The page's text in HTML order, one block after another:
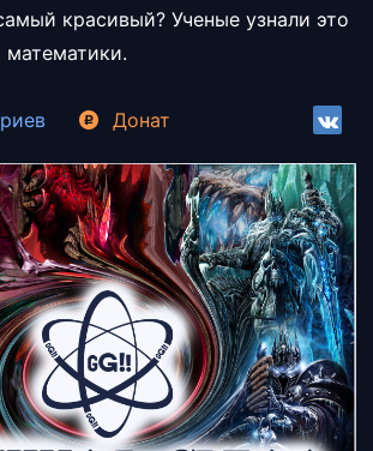
красивый? Ученые узнали это
Донат